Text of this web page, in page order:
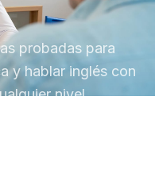
probadas para
y hablar inglés con
nivel.